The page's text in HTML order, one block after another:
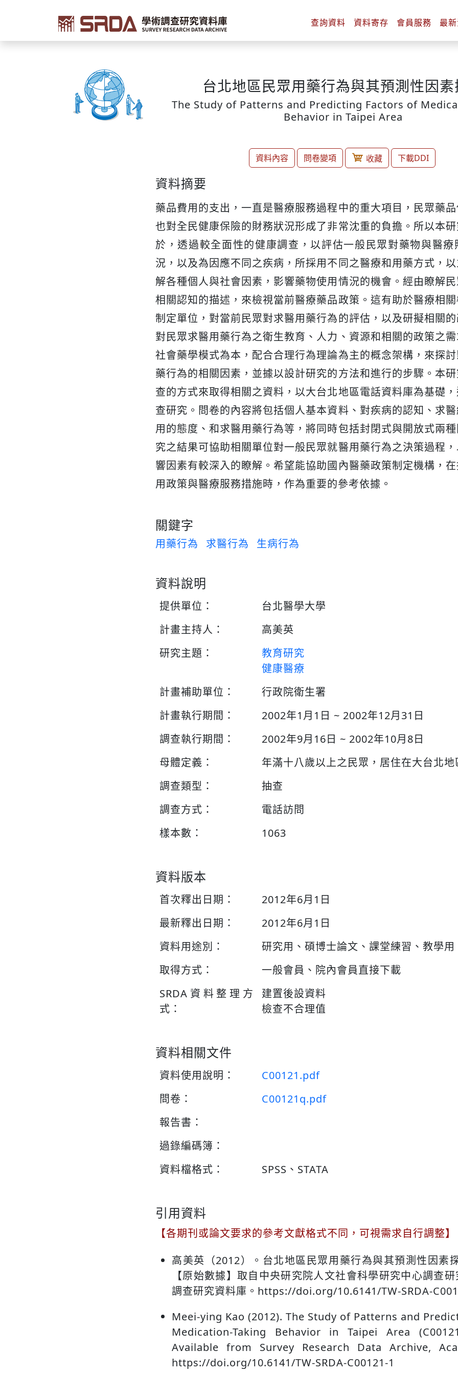
查詢資料 資料寄存 會員服務 最新
台北地區民眾用藥行為與其預測性因
The Study of Patterns and Predicting Factors of
Behavior in Taipei Area
資料內容 問卷變項 收藏 下載DDI
資料摘要
藥品費用的支出，一直是醫療服務過程中的重大項目，民眾藥
也對全民健康保險的財務狀況形成了非常沈重的負擔。所以本
於，透過較全面性的健康調查，以評估一般民眾對藥物與醫
況，以及為因應不同之疾病，所採用不同之醫療和用藥方式，
解各種個人與社會因素，影響藥物使用情況的機會。經由瞭解
相關認知的描述，來檢視當前醫療藥品政策。這有助於醫療相
制定單位，對當前民眾對求醫用藥行為的評估，以及研擬相關
對民眾求醫用藥行為之衛生教育、人力、資源和相關的政策之
社會藥學模式為本，配合合理行為理論為主的概念架構，來探
藥行為的相關因素，並據以設計研究的方法和進行的步驟。本
查的方式來取得相關之資料，以大台北地區電話資料庫為基礎
查研究。問卷的內容將包括個人基本資料、對疾病的認知、求
用的態度、和求醫用藥行為等，將同時包括封閉式與開放式兩
究之結果可協助相關單位對一般民眾就醫用藥行為之決策過程
響因素有較深入的瞭解。希望能協助國內醫藥政策制定機構，
用政策與醫療服務措施時，作為重要的參考依據。
關鍵字
用藥行為 求醫行為 生病行為
資料說明
提供單位：
台北醫學大學
計畫主持人：
高美英
研究主題：
教育研究
健康醫療
計畫補助單位：
行政院衛生署
計畫執行期間：
2002年1月1日 ~ 2002年12月31日
調查執行期間：
2002年9月16日 ~ 2002年10月8日
母體定義：
年滿十八歲以上之民眾，居住在大台北
調查類型：
抽查
調查方式：
電話訪問
樣本數：
1063
資料版本
首次釋出日期：
2012年6月1日
最新釋出日期：
2012年6月1日
資料用途別：
研究用、碩博士論文、課堂練習、教學用
取得方式：
一般會員、院內會員直接下載
SRDA資料整理方
式：
建置後設資料
檢查不合理值
資料相關文件
資料使用說明：
C00121.pdf
問卷：
C00121q.pdf
報告書：
過錄編碼簿：
資料檔格式：
SPSS、STATA
引用資料
【各期刊或論文要求的參考文獻格式不同，可視需求自行調整】
高美英（2012）。台北地區民眾用藥行為與其預測性因素
【原始數據】取自中央研究院人文社會科學研究中心調查
調查研究資料庫。https://doi.org/10.6141/TW-SRDA-
Meei-ying Kao (2012). The Study of Patterns and
Medication-Taking Behavior in Taipei Area
Available from Survey Research Data Archive,
https://doi.org/10.6141/TW-SRDA-C00121-1